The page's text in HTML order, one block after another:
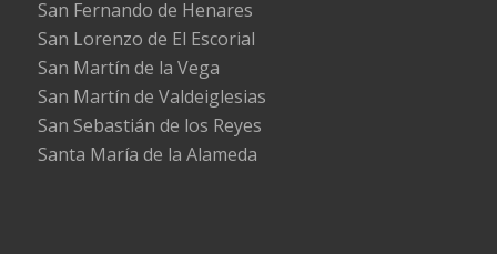
San Fernando de Henares
San Lorenzo de El Escorial
San Martín de la Vega
San Martín de Valdeiglesias
San Sebastián de los Reyes
Santa María de la Alameda